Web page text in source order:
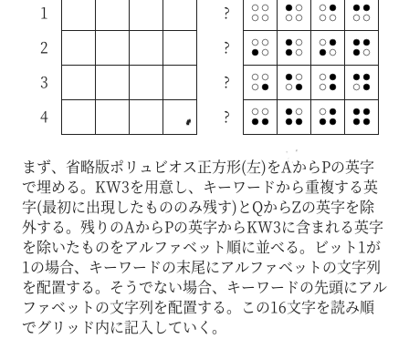
1
2
3
4
?
?
?
?
まず、省略版ポリュビオス正方形(左)をAからPの英字
で埋める。KW3を用意し、キーワードから重複する英
字(最初に出現したもののみ残す)とQからZの英字を除
外する。残りのAからPの英字からKW3に含まれる英字
を除いたものをアルファベット順に並べる。ビット1が
1の場合、キーワードの末尾にアルファベットの文字列
を配置する。そうでない場合、キーワードの先頭にアル
ファベットの文字列を配置する。この16文字を読み順
でグリッド内に記入していく。